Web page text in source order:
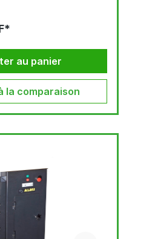
au panier
la comparaison